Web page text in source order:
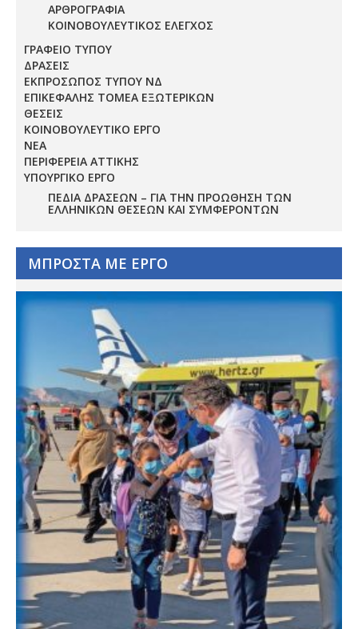
ΑΡΘΡΟΓΡΑΦΙΑ
ΚΟΙΝΟΒΟΥΛΕΥΤΙΚΟΣ ΕΛΕΓΧΟΣ
ΓΡΑΦΕΙΟ ΤΥΠΟΥ
ΔΡΑΣΕΙΣ
ΕΚΠΡΟΣΩΠΟΣ ΤΥΠΟΥ ΝΔ
ΕΠΙΚΕΦΑΛΗΣ ΤΟΜΕΑ ΕΞΩΤΕΡΙΚΩΝ
ΘΕΣΕΙΣ
ΚΟΙΝΟΒΟΥΛΕΥΤΙΚΟ ΕΡΓΟ
ΝΕΑ
ΠΕΡΙΦΕΡΕΙΑ ΑΤΤΙΚΗΣ
ΥΠΟΥΡΓΙΚΟ ΕΡΓΟ
ΠΕΔΊΑ ΔΡΆΣΕΩΝ – ΓΙΑ ΤΗΝ ΠΡΟΏΘΗΣΗ ΤΩΝ
ΕΛΛΗΝΙΚΏΝ ΘΈΣΕΩΝ ΚΑΙ ΣΥΜΦΕΡΌΝΤΩΝ
ΜΠΡΟΣΤΑ ΜΕ ΕΡΓΟ